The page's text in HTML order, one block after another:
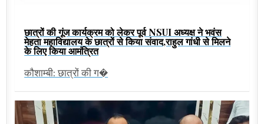
छात्रों की गूंज कार्यक्रम को लेकर पूर्व NSUI अध्यक्ष ने भवंस
मेहता महाविद्यालय के छात्रों से किया संवाद,राहुल गांधी से मिलने
के लिए किया आमंत्रित
कौशाम्बी: छात्रों की ग�